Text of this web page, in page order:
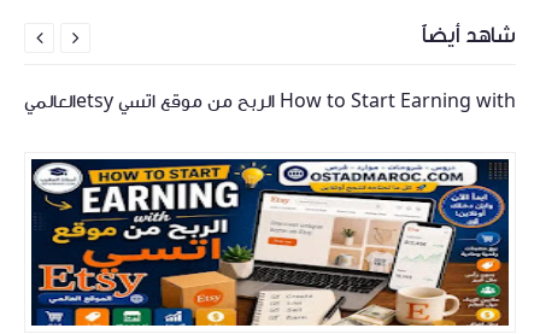
شاهد أيضاً
How to Start Earning with الربح من موقع اتسي etsyالعالمي

